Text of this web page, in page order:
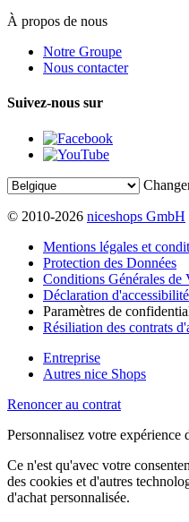
À propos de nous
Notre Groupe
Nous contacter
Suivez-nous sur
© 2010-2026 niceshops GmbH
Mentions légales et
Protection des Données
Conditions Générales de
Déclaration d'accessibilité
Paramètres de
Résiliation des contrats
Entreprise
Autres nice Shops
Renoncer au contrat
Personnalisez votre expérience
Ce n'est qu'avec votre
des cookies et d'autres
d'achat personnalisée.